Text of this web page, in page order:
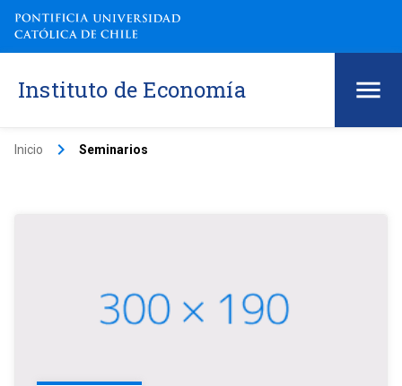
Instituto de Economía
Inicio keyboard_arrow_right Seminarios